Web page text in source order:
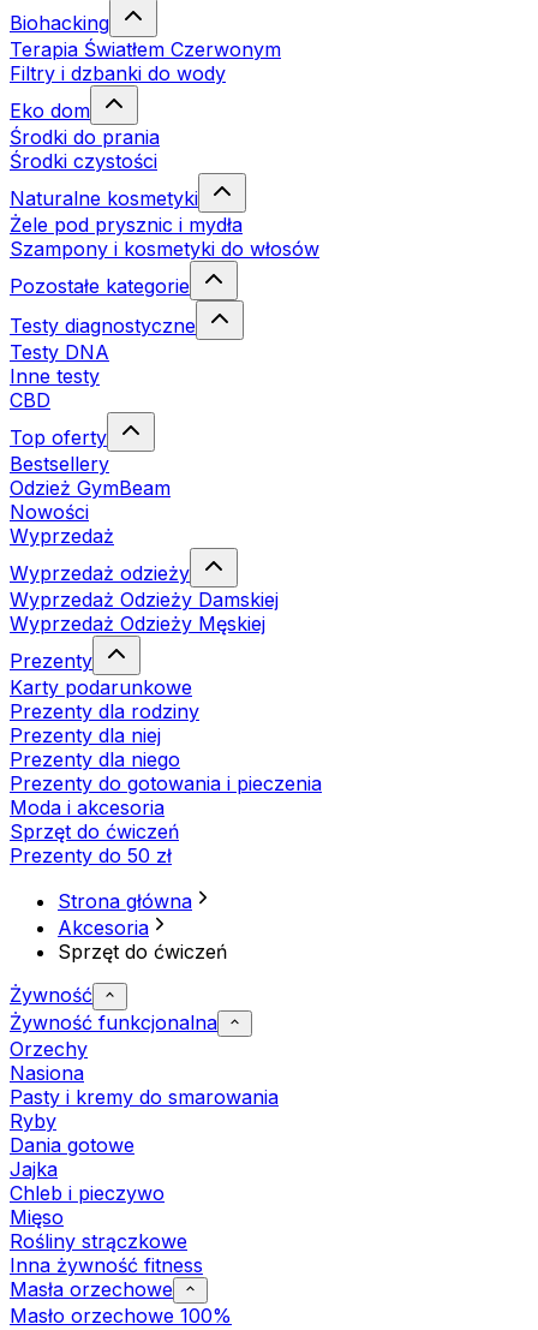
Biohacking
Terapia Światłem Czerwonym
Filtry i dzbanki do wody
Eko dom
Środki do prania
Środki czystości
Naturalne kosmetyki
Żele pod prysznic i mydła
Szampony i kosmetyki do włosów
Pozostałe kategorie
Testy diagnostyczne
Testy DNA
Inne testy
CBD
Top oferty
Bestsellery
Odzież GymBeam
Nowości
Wyprzedaż
Wyprzedaż odzieży
Wyprzedaż Odzieży Damskiej
Wyprzedaż Odzieży Męskiej
Prezenty
Karty podarunkowe
Prezenty dla rodziny
Prezenty dla niej
Prezenty dla niego
Prezenty do gotowania i pieczenia
Moda i akcesoria
Sprzęt do ćwiczeń
Prezenty do 50 zł
Strona główna
Akcesoria
Sprzęt do ćwiczeń
Żywność
Żywność funkcjonalna
Orzechy
Nasiona
Pasty i kremy do smarowania
Ryby
Dania gotowe
Jajka
Chleb i pieczywo
Mięso
Rośliny strączkowe
Inna żywność fitness
Masła orzechowe
Masło orzechowe 100%